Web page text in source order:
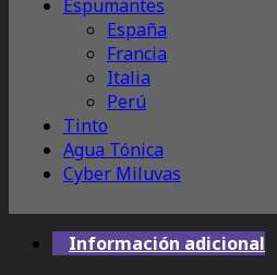
Espumantes
España
Francia
Italia
Perú
Tinto
Agua Tónica
Cyber Miluvas
Información adicional